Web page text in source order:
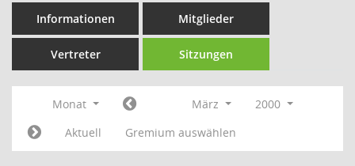
Informationen Mitglieder
Vertreter Sitzungen
Monat März
2000
Aktuell
Gremium auswählen